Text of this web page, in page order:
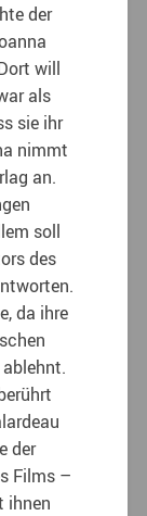
der
will
als
sie ihr
nimmt
an.
soll
des
da ihre
der
Films –
ihnen